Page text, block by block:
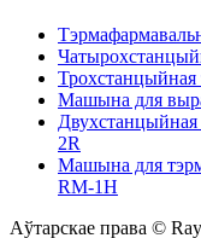
Машына для
2R
Машына для
RM-1H
Аўтарскае права ©